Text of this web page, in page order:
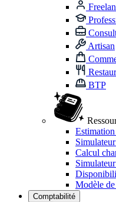
Artisan
BTP
Calcul
Modèle
Comptabilité